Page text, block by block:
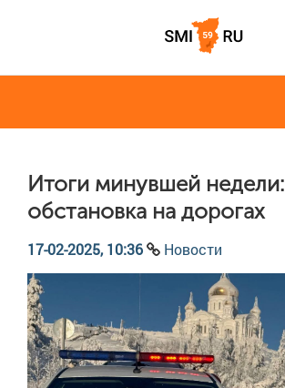
Итоги минувшей недели:
обстановка на дорогах
17-02-2025, 10:36 Новости